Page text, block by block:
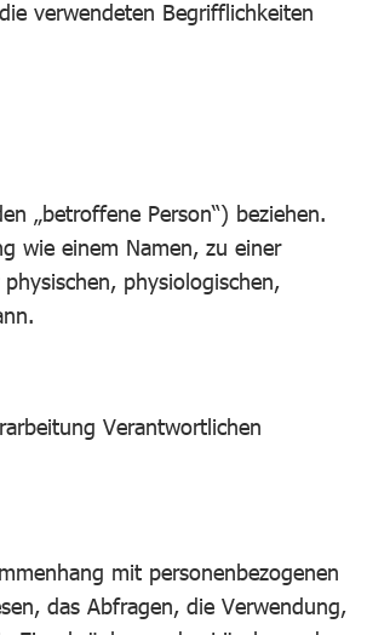
verwendeten Begrifflichkeiten
„betroffene Person“) beziehen.
wie einem Namen, zu einer
physiologischen,
Verantwortlichen
mit personenbezogenen
das Abfragen, die Verwendung,